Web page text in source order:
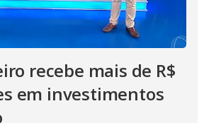
recebe mais de R$
em investimentos